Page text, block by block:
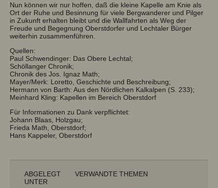
Nun können wir nur hoffen, daß die kleine Kapelle am Knie als
Ort der Ruhe und Besinnung für viele Bergwanderer und Pilger
in Zukunft erhalten bleibt und die Wallfahrten als Weg der
Freude und Begegnung Oberstdorfer und Lechtaler Bürger
weiterhin zusammenführen.
Quellen:
Paul Schwendinger: Das Obere Lechtal;
Schöllanger Chronik;
Chronik des Jos. Ignaz Math;
Mayer/Merk: Loretto, Geschichte und Beschreibung;
Hermann von Barth: Aus den Nördlichen Kalkalpen (S. 233);
Meinhard Kling: Kapellen im Bereich Oberstdorf
Für Informationen zu Dank verpflichtet:
Johann Blaas, Holzgau;
Frieda Math, Oberstdorf;
Hans Kappeler, Oberstdorf
ABGELEGT
UNTER
VERWANDTE THEMEN